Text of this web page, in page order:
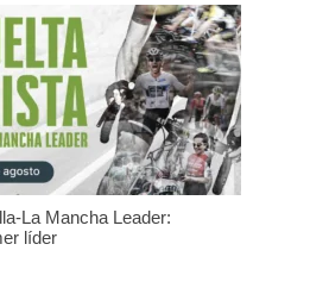
La Mancha Leader:
líder